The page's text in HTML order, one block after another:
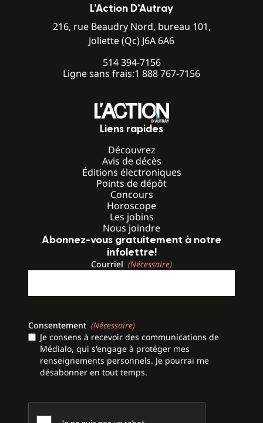
L’Action D’Autray
216, rue Beaudry Nord, bureau 101,
Joliette (Qc) J6A 6A6
514 394-7156
Ligne sans frais:1 888 767-7156
Liens rapides
Découvrez
Avis de décès
Éditions électroniques
Points de dépôt
Concours
Horoscope
Les jobins
Nous joindre
Abonnez-vous gratuitement à notre
infolettre!
Courriel (Nécessaire)
Consentement (Nécessaire)
Je consens à recevoir des communications de
Médialo, qui s'engage à protéger mes
renseignements personnels. Je pourrai me
désabonner en tout temps.
CAPTCHA